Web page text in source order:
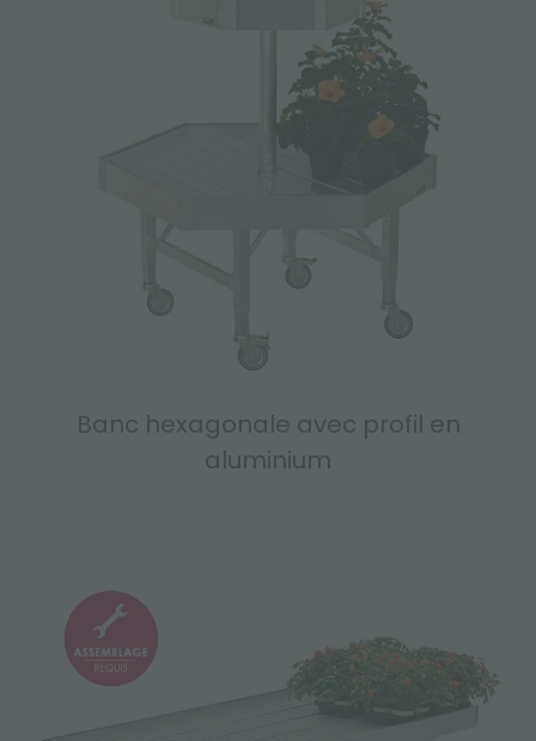
Banc hexagonale avec profil en
aluminium